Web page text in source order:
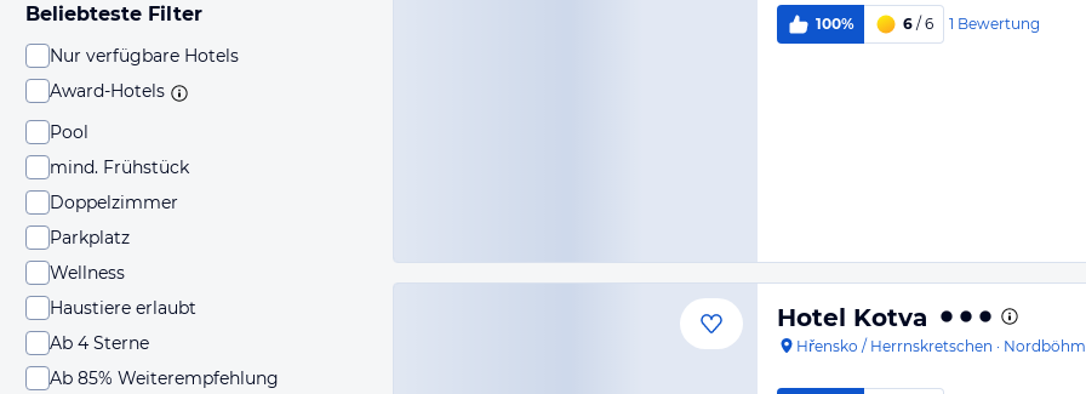
Beliebteste Filter
Nur verfügbare Hotels
Award-Hotels
Pool
mind. Frühstück
Doppelzimmer
Parkplatz
Wellness
Haustiere erlaubt
Ab 4 Sterne
Ab 85% Weiterempfehlung
100% 6 / 6 1 Bewertung
Hotel Kotva
Hřensko / Herrnskretschen ·